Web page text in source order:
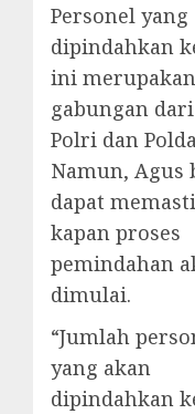
Personel yang
dipindahkan
ini merupakan
gabungan
Polri dan
Namun, Agus
dapat
kapan proses
pemindahan
dimulai.
“Jumlah
yang akan
dipindahkan